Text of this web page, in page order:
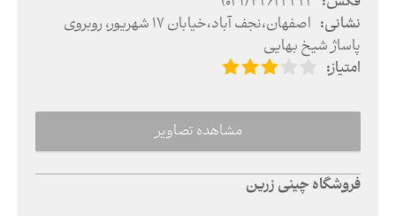
نشانی: اصفهان،نجف آباد،
خیابان ۱۷ شهریور، روبروی
پاساژ شیخ بهایی
امتیاز:
مشاهده تصاویر
فروشگاه چینی زرین